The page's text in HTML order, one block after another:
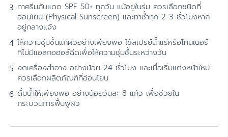
ทาครีมกันแดด SPF 50+ ทุกวัน แม้อยู่ในร่ม ควรเลือกชนิดที่
อ่อนโยน (Physical Sunscreen) และทาซ้ำทุก 2-3 ชั่วโมงหาก
อยู่กลางแจ้ง
ให้ความชุ่มชื้นแก่ผิวอย่างเพียงพอ ใช้สเปรย์น้ำแร่หรือโทนเนอร์
ที่ไม่มีแอลกอฮอล์ฉีดเพื่อให้ความชุ่มชื้นระหว่างวัน
งดเครื่องสำอาง อย่างน้อย 24 ชั่วโมง และเมื่อเริ่มแต่งหน้าใหม่
ควรเลือกผลิตภัณฑ์ที่อ่อนโยน
ดื่มน้ำให้เพียงพอ อย่างน้อยวันละ 8 แก้ว เพื่อช่วยใน
กระบวนการฟื้นฟูผิว